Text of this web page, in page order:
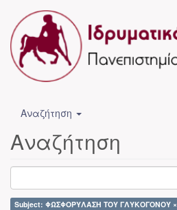
Αναζήτηση
Αναζήτηση
Subject: ΦΩΣΦΟΡΥΛΑΣΗ ΤΟΥ ΓΛΥΚΟΓΟΝΟΥ ×